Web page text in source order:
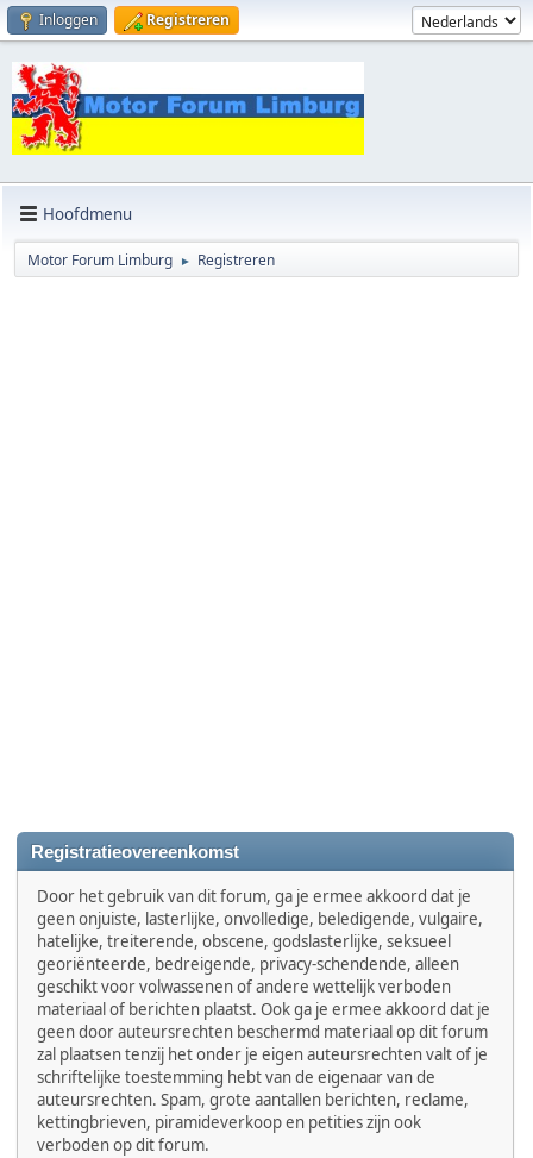
Inloggen Registreren
Hoofdmenu
Motor Forum Limburg ► Registreren
Registratieovereenkomst
Door het gebruik van dit forum, ga je ermee akkoord dat je
geen onjuiste, lasterlijke, onvolledige, beledigende, vulgaire,
hatelijke, treiterende, obscene, godslasterlijke, seksueel
georiënteerde, bedreigende, privacy-schendende, alleen
geschikt voor volwassenen of andere wettelijk verboden
materiaal of berichten plaatst. Ook ga je ermee akkoord dat je
geen door auteursrechten beschermd materiaal op dit forum
zal plaatsen tenzij het onder je eigen auteursrechten valt of je
schriftelijke toestemming hebt van de eigenaar van de
auteursrechten. Spam, grote aantallen berichten, reclame,
kettingbrieven, piramideverkoop en petities zijn ook
verboden op dit forum.